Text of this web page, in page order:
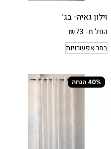
וילון גאיה- בג׳
החל מ- ₪73
בחר אפשרויות
40% הנחה